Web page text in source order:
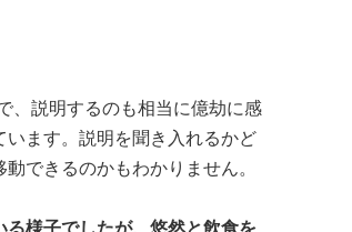
、説明するのも相当に億劫に感
ます。説明を聞き入れるかど
できるのかもわかりません。
様子でしたが、悠然と飲食を